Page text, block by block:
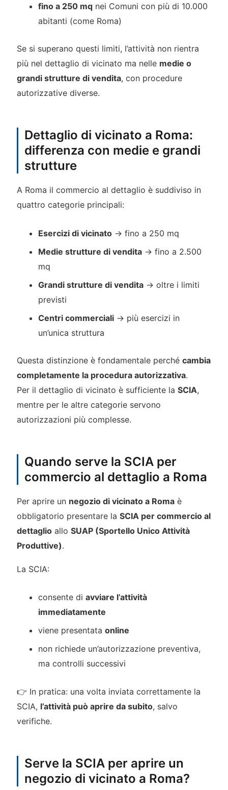
fino a 250 mq nei Comuni con più di 10.000
abitanti (come Roma)
Se si superano questi limiti, l’attività non rientra
più nel dettaglio di vicinato ma nelle medie o
grandi strutture di vendita, con procedure
autorizzative diverse.
Dettaglio di vicinato a Roma:
differenza con medie e grandi
strutture
A Roma il commercio al dettaglio è suddiviso in
quattro categorie principali:
Esercizi di vicinato → fino a 250 mq
Medie strutture di vendita → fino a 2.500
mq
Grandi strutture di vendita → oltre i limiti
previsti
Centri commerciali → più esercizi in
un’unica struttura
Questa distinzione è fondamentale perché cambia
completamente la procedura autorizzativa.
Per il dettaglio di vicinato è sufficiente la SCIA,
mentre per le altre categorie servono
autorizzazioni più complesse.
Quando serve la SCIA per
commercio al dettaglio a Roma
Per aprire un negozio di vicinato a Romaè
obbligatorio presentare la SCIA per commercio al
dettaglioallo SUAP (Sportello Unico Attività
Produttive).
La SCIA:
consente diavviare l’attività
immediatamente
viene presentataonline
non richiede un’autorizzazione preventiva,
ma controlli successivi
👉 In pratica: una volta inviata correttamente la
SCIA, l’attività può aprire da subito, salvo
verifiche.
Serve la SCIA per aprire un
negozio di vicinato a Roma?